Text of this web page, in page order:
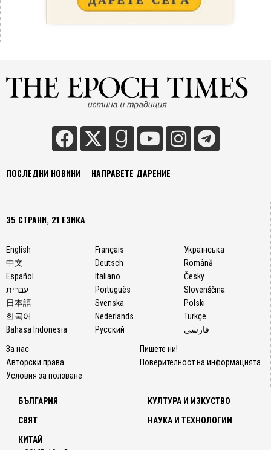
ПОСЛЕДНИ НОВИНИ НАПРАВЕТЕ ДАРЕНИЕ
35 СТРАНИ, 21 ЕЗИКА
English
中文
Español
עברית
日本語
한국어
Bahasa Indonesia
Français
Deutsch
Italiano
Português
Svenska
Nederlands
Русский
Українська
Română
Česky
Slovenščina
Polski
Türkçe
فارسی
За нас
Авторски права
Условия за ползване
Пишете ни!
Поверителност на информацията
БЪЛГАРИЯ
СВЯТ
КИТАЙ
КУЛТУРА И ИЗКУСТВО
НАУКА И ТЕХНОЛОГИИ